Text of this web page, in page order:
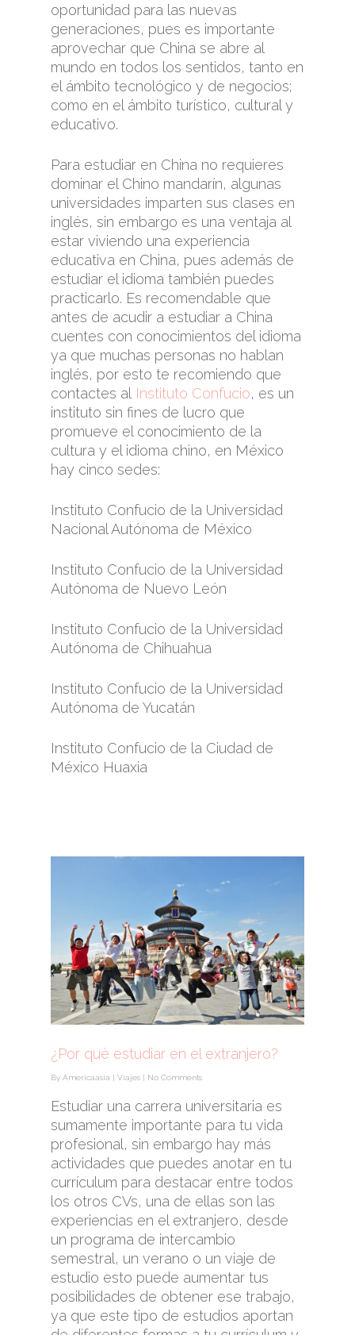
oportunidad para las nuevas
generaciones, pues es importante
aprovechar que China se abre al
mundo en todos los sentidos, tanto en
el ámbito tecnológico y de negocios;
como en el ámbito turístico, cultural y
educativo.
Para estudiar en China no requieres
dominar el Chino mandarín, algunas
universidades imparten sus clases en
inglés, sin embargo es una ventaja al
estar viviendo una experiencia
educativa en China, pues además de
estudiar el idioma también puedes
practicarlo. Es recomendable que
antes de acudir a estudiar a China
cuentes con conocimientos del idioma
ya que muchas personas no hablan
inglés, por esto te recomiendo que
contactes al Instituto Confucio, es un
instituto sin fines de lucro que
promueve el conocimiento de la
cultura y el idioma chino, en México
hay cinco sedes:
Instituto Confucio de la Universidad
Nacional Autónoma de México
Instituto Confucio de la Universidad
Autónoma de Nuevo León
Instituto Confucio de la Universidad
Autónoma de Chihuahua
Instituto Confucio de la Universidad
Autónoma de Yucatán
Instituto Confucio de la Ciudad de
México Huaxia
¿Por qué estudiar en el extranjero?
By Americaasia | Viajes | No Comments
Estudiar una carrera universitaria es
sumamente importante para tu vida
profesional, sin embargo hay más
actividades que puedes anotar en tu
currículum para destacar entre todos
los otros CVs, una de ellas son las
experiencias en el extranjero, desde
un programa de intercambio
semestral, un verano o un viaje de
estudio esto puede aumentar tus
posibilidades de obtener ese trabajo,
ya que este tipo de estudios aportan